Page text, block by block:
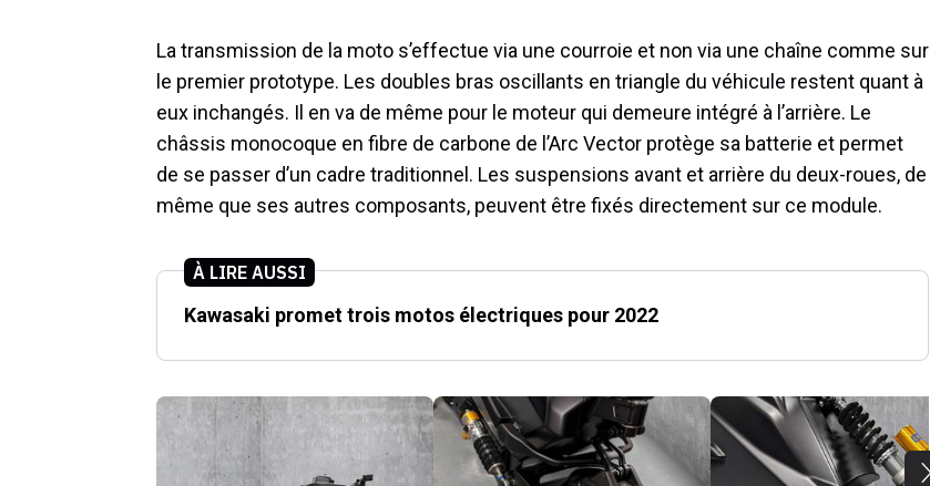
La transmission de la moto s’effectue via une courroie et non via une chaîne comme sur
le premier prototype. Les doubles bras oscillants en triangle du véhicule restent quant à
eux inchangés. Il en va de même pour le moteur qui demeure intégré à l’arrière. Le
châssis monocoque en fibre de carbone de l’Arc Vector protège sa batterie et permet
de se passer d’un cadre traditionnel. Les suspensions avant et arrière du deux-roues, de
même que ses autres composants, peuvent être fixés directement sur ce module.
À LIRE AUSSI
Kawasaki promet trois motos électriques pour 2022